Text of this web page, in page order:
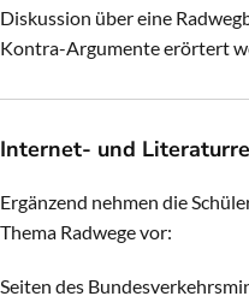
Diskussion über eine
Kontra-Argumente erörtert
Internet- und
Ergänzend nehmen die
Thema Radwege vor:
Seiten des